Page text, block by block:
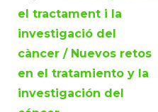
el tractament i la
investigació del
càncer / Nuevos retos
en el tratamiento y la
investigación del